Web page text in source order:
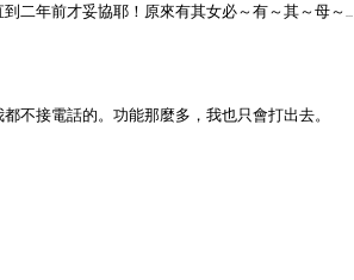
二年前才妥協耶！原來有其女必～有～其～母～...
不接電話的。功能那麼多，我也只會打出去。